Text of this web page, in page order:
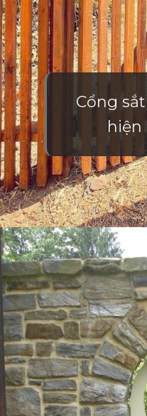
Cổng
hiện
Đang mở https://